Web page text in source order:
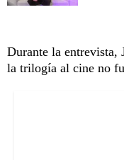
Durante la entrevista,
la trilogía al cine no